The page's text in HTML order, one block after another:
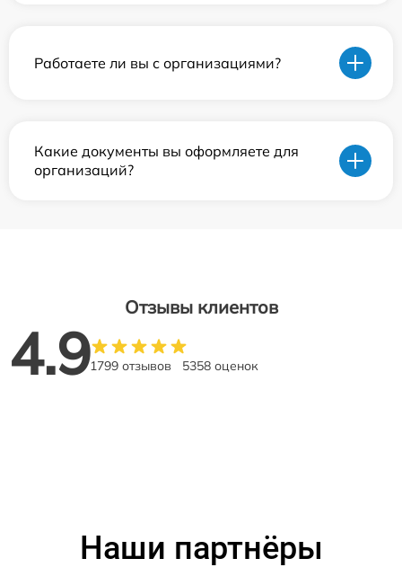
Работаете ли вы с организациями?
Какие документы вы оформляете для
организаций?
Отзывы клиентов
4.91799 отзывов 5358 оценок
Наши партнёры